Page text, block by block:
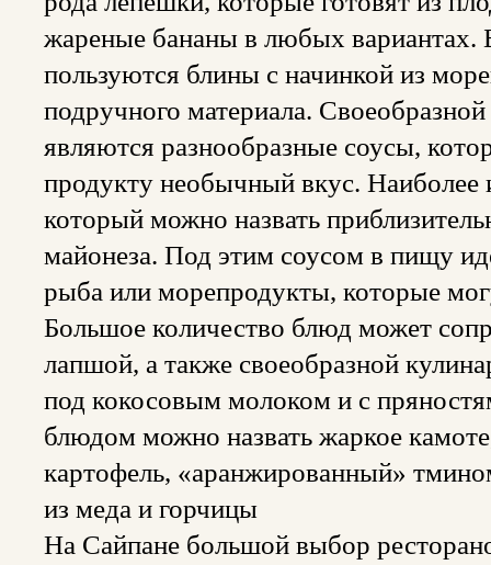
жареные бананы в любых вариантах.
пользуются блины с начинкой из
подручного материала.
являются разнообразные соусы,
продукту необычный вкус. Наиболее
который можно назвать
майонеза. Под этим соусом в пищу
рыба или морепродукты, которые
Большое количество блюд может
лапшой, а также своеобразной
под кокосовым молоком и с
блюдом можно назвать жаркое
картофель, «аранжированный»
из меда и горчицы
На Сайпане большой выбор